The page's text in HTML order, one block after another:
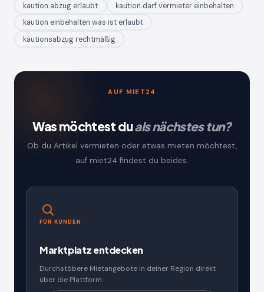
kaution abzug erlaubt
kaution darf vermieter einbehalten
kaution einbehalten was ist erlaubt
kautionsabzug rechtmäßig
AUF MIET24
Was möchtest duals nächstes tun?
Ob du Artikel vermieten oder etwas mieten möchtest,
auf miet24 findest du beides.
FÜR KUNDEN
Marktplatz entdecken
Durchstöbere Mietangebote in deiner Region direkt
über die Plattform.